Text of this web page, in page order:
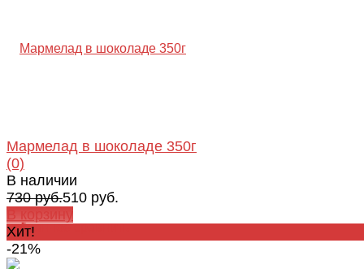
избранное сравнить
Мармелад в шоколаде 350г
(0)
В наличии
730 руб.510 руб.
В корзину
Хит!
-21%